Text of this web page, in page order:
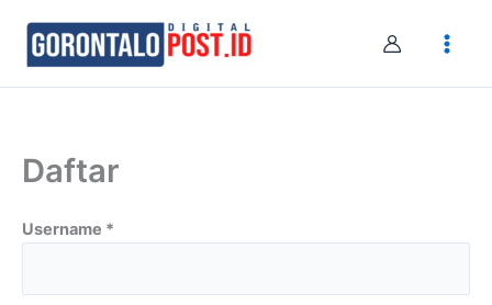
content
Daftar
Username *